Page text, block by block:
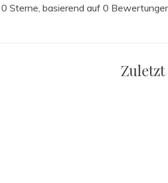
0 Sterne, basierend auf 0
Zuletzt